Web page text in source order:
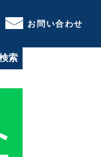
お問い合わせ